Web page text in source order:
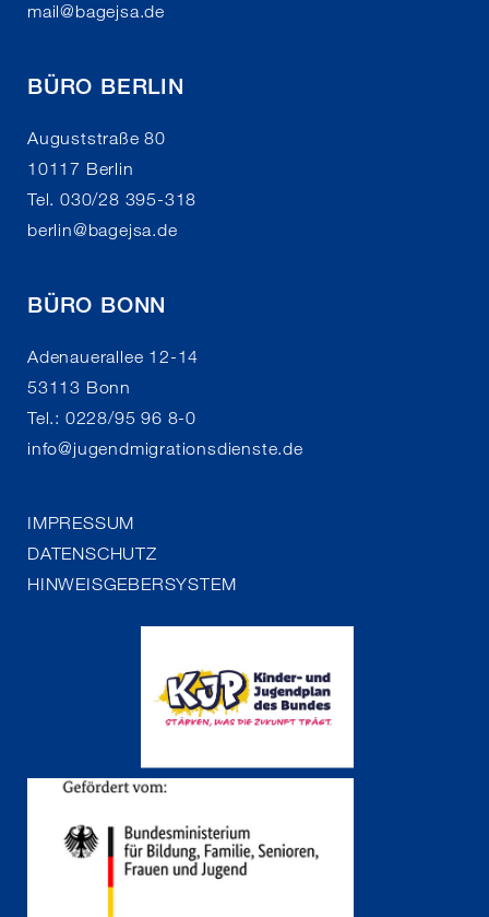
mail@bagejsa.de
BÜRO BERLIN
Auguststraße 80
10117 Berlin
Tel. 030/28 395-318
berlin@bagejsa.de
BÜRO BONN
Adenauerallee 12-14
53113 Bonn
Tel.: 0228/95 96 8-0
info@jugendmigrationsdienste.de
IMPRESSUM
DATENSCHUTZ
HINWEISGEBERSYSTEM